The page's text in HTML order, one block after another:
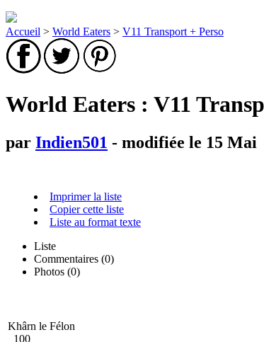
Accueil > World Eaters > V11 Transport + Perso
World Eaters : V11
par Indien501 - modifiée le 15 Mai
Imprimer la liste
Copier cette liste
Liste au format texte
Liste
Commentaires (0)
Photos (0)
Khârn le Félon
100